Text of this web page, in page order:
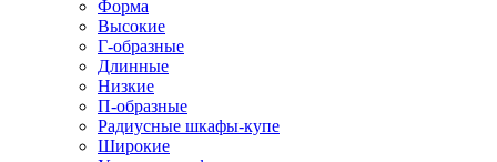
Форма
Высокие
Г-образные
Длинные
Низкие
П-образные
Радиусные шкафы-купе
Широкие